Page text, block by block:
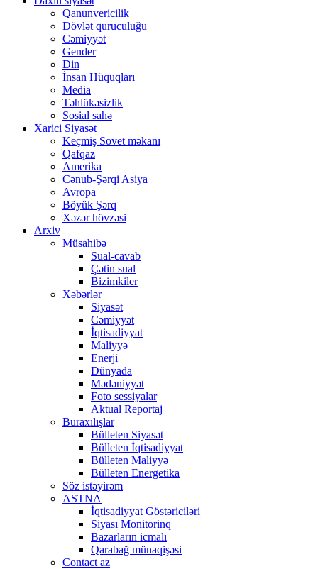
Qanunvericilik
Dövlət quruculuğu
Cəmiyyət
Gender
Din
İnsan Hüquqları
Media
Təhlükəsizlik
Sosial sahə
Xarici Siyasət
Keçmiş Sovet məkanı
Qafqaz
Amerika
Cənub-Şərqi Asiya
Avropa
Böyük Şərq
Xəzər hövzəsi
Arxiv
Müsahibə
Sual-cavab
Çətin sual
Bizimkiler
Xəbərlər
Siyasət
Cəmiyyət
İqtisadiyyat
Maliyyə
Enerji
Dünyada
Mədəniyyət
Foto sessiyalar
Aktual Reportaj
Buraxılışlar
Bülleten Siyasət
Bülleten İqtisadiyyat
Bülleten Maliyyə
Bülleten Energetika
Söz istəyirəm
ASTNA
İqtisadiyyat Göstəriciləri
Siyası Monitorinq
Bazarların icmalı
Qarabağ münaqişəsi
Contact az